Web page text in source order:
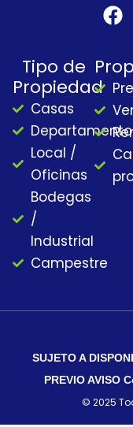
F
a
e
b
o
o
k
Tipo de
Propiedad
Casas
Local /
Oficinas
Bodegas
/
Industrial
Campestre
© 2025
SUJETO A
PREVIO AVISO